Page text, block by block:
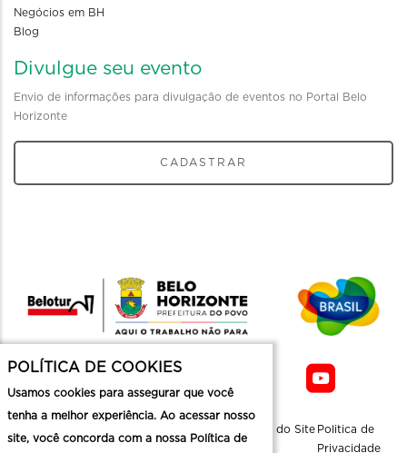
Negócios em BH
Blog
Divulgue seu evento
Envio de informações para divulgação de eventos no Portal Belo
Horizonte
CADASTRAR
Mapa do Site Politica de
Privacidade
POLÍTICA DE COOKIES
Usamos cookies para assegurar que você
tenha a melhor experiência. Ao acessar nosso
site, você concorda com a nossa Política de